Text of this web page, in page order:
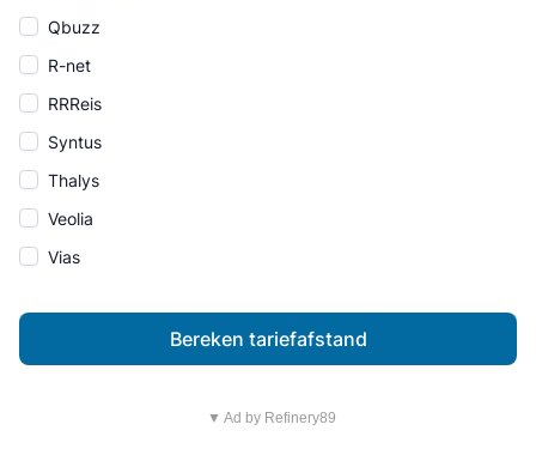
Qbuzz
R-net
RRReis
Syntus
Thalys
Veolia
Vias
Bereken tariefafstand
▼ Ad by Refinery89